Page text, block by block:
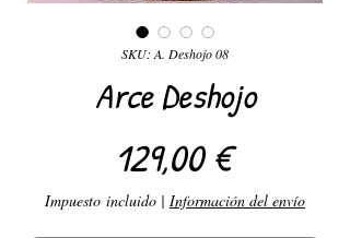
SKU: A. Deshojo 08
Arce Deshojo
129,00 €Precio
Impuesto incluido | Información del envío